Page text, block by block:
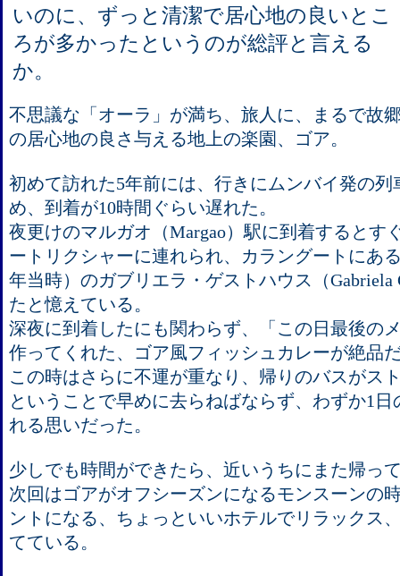
いのに、ずっと清潔で居心地の良いとこ
ろが多かったというのが総評と言える
か。
不思議な「オーラ」が満ち、旅人に、まるで故
の居心地の良さ与える地上の楽園、ゴア。
初めて訪れた5年前には、行きにムンバイ発の
め、到着が10時間ぐらい遅れた。
夜更けのマルガオ（Margao）駅に到着するとす
ートリクシャーに連れられ、カラングートにあ
年当時）のガブリエラ・ゲストハウス（Gabriela
たと憶えている。
深夜に到着したにも関わらず、「この日最後の
作ってくれた、ゴア風フィッシュカレーが絶品
この時はさらに不運が重なり、帰りのバスがス
ということで早めに去らねばならず、わずか1
れる思いだった。
少しでも時間ができたら、近いうちにまた帰っ
次回はゴアがオフシーズンになるモンスーンの
ントになる、ちょっといいホテルでリラックス
てている。